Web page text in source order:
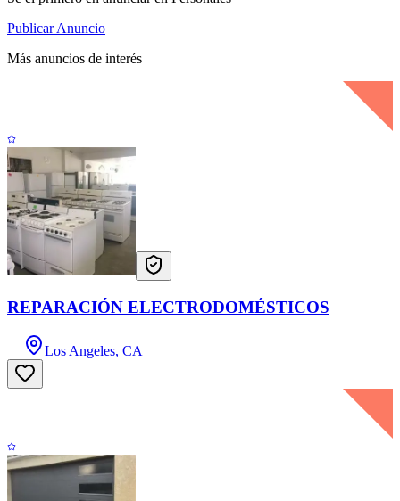
Publicar Anuncio
Más anuncios de interés
REPARACIÓN ELECTRODOMÉSTICOS
Los Angeles, CA